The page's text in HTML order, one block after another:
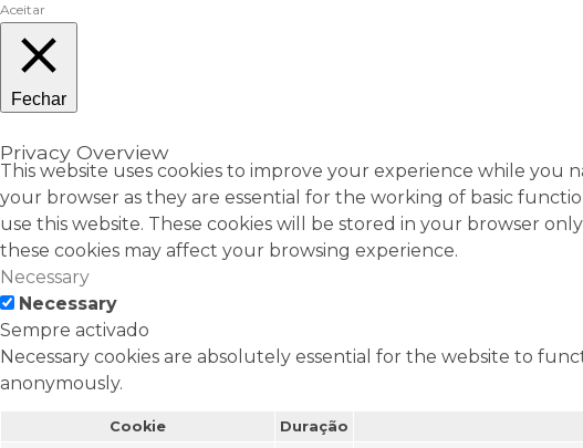
Aceitar
Fechar
Privacy Overview
This website uses cookies to improve your experience while
your browser as they are essential for the working of basic
use this website. These cookies will be stored in your browser
these cookies may affect your browsing experience.
Necessary
Necessary
Sempre activado
Necessary cookies are absolutely essential for the website to
anonymously.
Cookie Duração